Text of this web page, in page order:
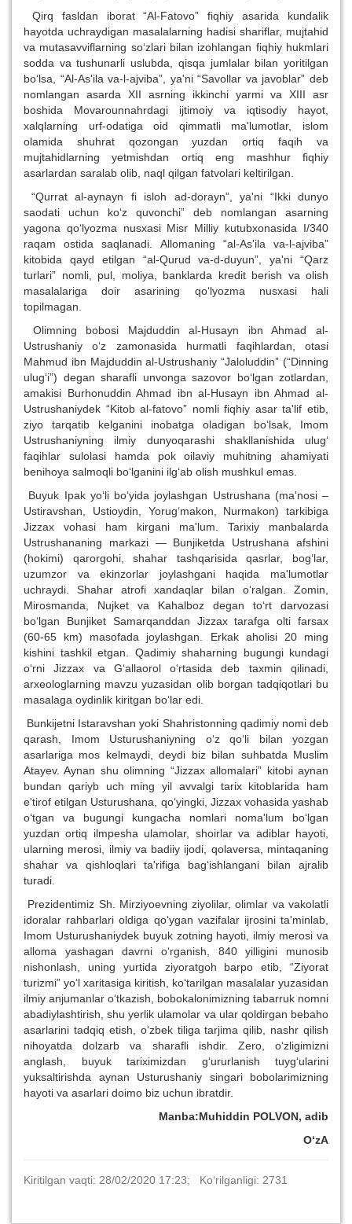
Qirq fasldan iborat “Al-Fatovo” fiqhiy asarida kundalik
hayotda uchraydigan masalalarning hadisi shariflar, mujtahid
va mutasavviflarning so‘zlari bilan izohlangan fiqhiy hukmlari
sodda va tushunarli uslubda, qisqa jumlalar bilan yoritilgan
bo‘lsa, “Al-As'ila va-l-ajviba”, ya'ni “Savollar va javoblar” deb
nomlangan asarda XII asrning ikkinchi yarmi va XIII asr
boshida Movarounnahrdagi ijtimoiy va iqtisodiy hayot,
xalqlarning urf-odatiga oid qimmatli ma'lumotlar, islom
olamida shuhrat qozongan yuzdan ortiq faqih va
mujtahidlarning yetmishdan ortiq eng mashhur fiqhiy
asarlardan saralab olib, naql qilgan fatvolari keltirilgan.
“Qurrat al-aynayn fi isloh ad-dorayn”, ya'ni “Ikki dunyo
saodati uchun ko‘z quvonchi” deb nomlangan asarning
yagona qo‘lyozma nusxasi Misr Milliy kutubxonasida I/340
raqam ostida saqlanadi. Allomaning “al-As'ila va-l-ajviba”
kitobida qayd etilgan “al-Qurud va-d-duyun”, ya'ni “Qarz
turlari” nomli, pul, moliya, banklarda kredit berish va olish
masalalariga doir asarining qo‘lyozma nusxasi hali
topilmagan.
Olimning bobosi Majduddin al-Husayn ibn Ahmad al-
Ustrushaniy o‘z zamonasida hurmatli faqihlardan, otasi
Mahmud ibn Majduddin al-Ustrushaniy “Jaloluddin” (“Dinning
ulug‘i”) degan sharafli unvonga sazovor bo‘lgan zotlardan,
amakisi Burhonuddin Ahmad ibn al-Husayn ibn Ahmad al-
Ustrushaniydek “Kitob al-fatovo” nomli fiqhiy asar ta'lif etib,
ziyo tarqatib kelganini inobatga oladigan bo‘lsak, Imom
Ustrushaniyning ilmiy dunyoqarashi shakllanishida ulug‘
faqihlar sulolasi hamda pok oilaviy muhitning ahamiyati
benihoya salmoqli bo‘lganini ilg‘ab olish mushkul emas.
Buyuk Ipak yo‘li bo‘yida joylashgan Ustrushana (ma'nosi –
Ustiravshan, Ustioydin, Yorug‘makon, Nurmakon) tarkibiga
Jizzax vohasi ham kirgani ma'lum. Tarixiy manbalarda
Ustrushananing markazi — Bunjiketda Ustrushana afshini
(hokimi) qarorgohi, shahar tashqarisida qasrlar, bog‘lar,
uzumzor va ekinzorlar joylashgani haqida ma'lumotlar
uchraydi. Shahar atrofi xandaqlar bilan o‘ralgan. Zomin,
Mirosmanda, Nujket va Kahalboz degan to‘rt darvozasi
bo‘lgan Bunjiket Samarqanddan Jizzax tarafga olti farsax
(60-65 km) masofada joylashgan. Erkak aholisi 20 ming
kishini tashkil etgan. Qadimiy shaharning bugungi kundagi
o‘rni Jizzax va G‘allaorol o‘rtasida deb taxmin qilinadi,
arxeologlarning mavzu yuzasidan olib borgan tadqiqotlari bu
masalaga oydinlik kiritgan bo‘lar edi.
Bunkijetni Istaravshan yoki Shahristonning qadimiy nomi deb
qarash, Imom Usturushaniyning o‘z qo‘li bilan yozgan
asarlariga mos kelmaydi, deydi biz bilan suhbatda Muslim
Atayev. Aynan shu olimning “Jizzax allomalari” kitobi aynan
bundan qariyb uch ming yil avvalgi tarix kitoblarida ham
e'tirof etilgan Usturushana, qo‘yingki, Jizzax vohasida yashab
o‘tgan va bugungi kungacha nomlari noma'lum bo‘lgan
yuzdan ortiq ilmpesha ulamolar, shoirlar va adiblar hayoti,
ularning merosi, ilmiy va badiiy ijodi, qolaversa, mintaqaning
shahar va qishloqlari ta'rifiga bag‘ishlangani bilan ajralib
turadi.
Prezidentimiz Sh. Mirziyoevning ziyolilar, olimlar va vakolatli
idoralar rahbarlari oldiga qo‘ygan vazifalar ijrosini ta'minlab,
Imom Usturushaniydek buyuk zotning hayoti, ilmiy merosi va
alloma yashagan davrni o‘rganish, 840 yilligini munosib
nishonlash, uning yurtida ziyoratgoh barpo etib, “Ziyorat
turizmi” yo‘l xaritasiga kiritish, ko‘tarilgan masalalar yuzasidan
ilmiy anjumanlar o‘tkazish, bobokalonimizning tabarruk nomni
abadiylashtirish, shu yerlik ulamolar va ular qoldirgan bebaho
asarlarini tadqiq etish, o‘zbek tiliga tarjima qilib, nashr qilish
nihoyatda dolzarb va sharafli ishdir. Zero, o‘zligimizni
anglash, buyuk tariximizdan g‘ururlanish tuyg‘ularini
yuksaltirishda aynan Usturushaniy singari bobolarimizning
hayoti va asarlari doimo biz uchun ibratdir.
Manba:Muhiddin POLVON, adib
O‘zA
Kiritilgan vaqti: 28/02/2020 17:23; Ko‘rilganligi: 2731